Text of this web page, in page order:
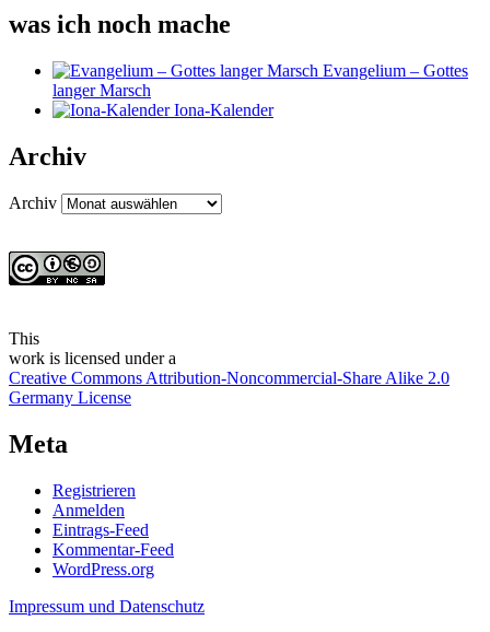
was ich noch mache
Evangelium – Gottes
langer Marsch
Iona-Kalender
Archiv
Archiv
This
work is licensed under a
Creative Commons Attribution-Noncommercial-Share Alike 2.0
Germany License
Meta
Registrieren
Anmelden
Eintrags-Feed
Kommentar-Feed
WordPress.org
Impressum und Datenschutz